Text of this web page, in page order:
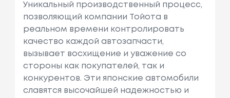
Уникальный производственный процесс,
позволяющий компании Тойота в
реальном времени контролировать
качество каждой автозапчасти,
вызывает восхищение и уважение со
стороны как покупателей, так и
конкурентов. Эти японские автомобили
славятся высочайшей надежностью и